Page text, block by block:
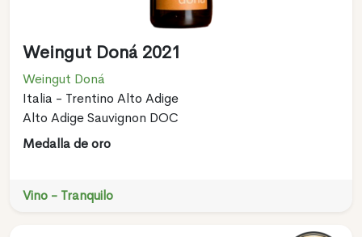
Weingut Doná 2021
Weingut Doná
Italia - Trentino Alto Adige
Alto Adige Sauvignon DOC
Medalla de oro
Vino - Tranquilo